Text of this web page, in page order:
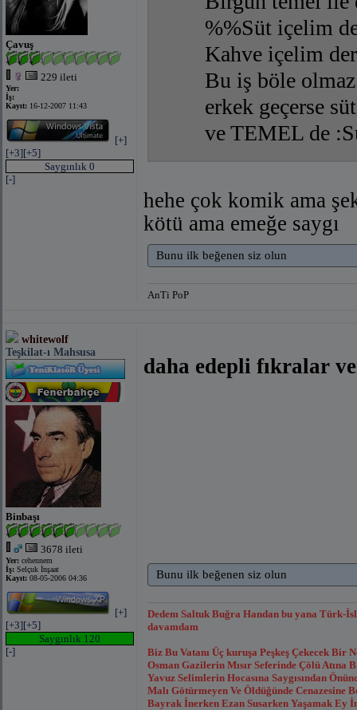
Çavuş
229 ileti
Yer:
İş:
Kayıt: 16-12-2007 11:43
[+]
[+3][+5]
Saygınlık 0
[-]
%%Süt içelim
Kahve içelim
Bu iş böle
erkek geçerse
ve TEMEL de
hehe çok komik ama
kötü ama emeğe saygı
Bunu ilk beğenen siz olun
AnTi PoP
whitewolf
Teşkilat-ı Mahsusa
Binbaşı
3678 ileti
Yer: cehennem
İş: Selçuk İnşaat
Kayıt: 08-05-2006 04:36
[+]
[+3][+5]
Saygınlık 120
[-]
daha edepli fıkralar
Bunu ilk beğenen siz olun
Dedem Saltuk Buğra Handan bu yana Türk-
davamdam
Biz Bu Vatanı Üç kuruşa Peşkeş Çekecek Bir
Osman Gazilerin Mısır Seferinde Çölü Atına
Yavuz Selimlerin Hocasına Saygısından
Malı Götürmeyen Ve Öldüğünde Cenazesine
Bayrak İnerken Ezan Susarken Yaşamak Ey